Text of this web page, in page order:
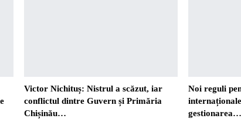
Victor Nichituș: Nistrul a scăzut, iar
conflictul dintre Guvern și Primăria
Chișinău…
Noi reguli
gestionarea…